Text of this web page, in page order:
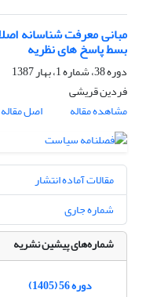
مبانی معرفت‌ شناسانه
بسط پاسخ های نظریه
دوره 38، شماره 1، بهار 1387
فردین قریشی
مشاهده مقاله
اصل مقاله
مقالات آماده انتشار
شماره جاری
شماره‌های پیشین نشریه
دوره 56 (1405)